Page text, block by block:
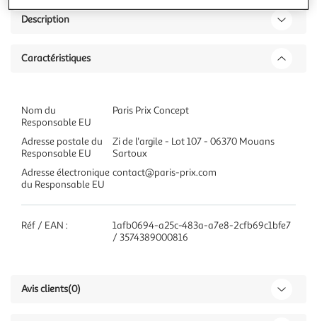
Description
Caractéristiques
Nom du
Responsable EU
Paris Prix Concept
Adresse postale du
Responsable EU
Zi de l'argile - Lot 107 - 06370 Mouans
Sartoux
Adresse électronique
du Responsable EU
contact@paris-prix.com
Réf / EAN :
1afb0694-a25c-483a-a7e8-2cfb69c1bfe7
/ 3574389000816
Avis clients(0)